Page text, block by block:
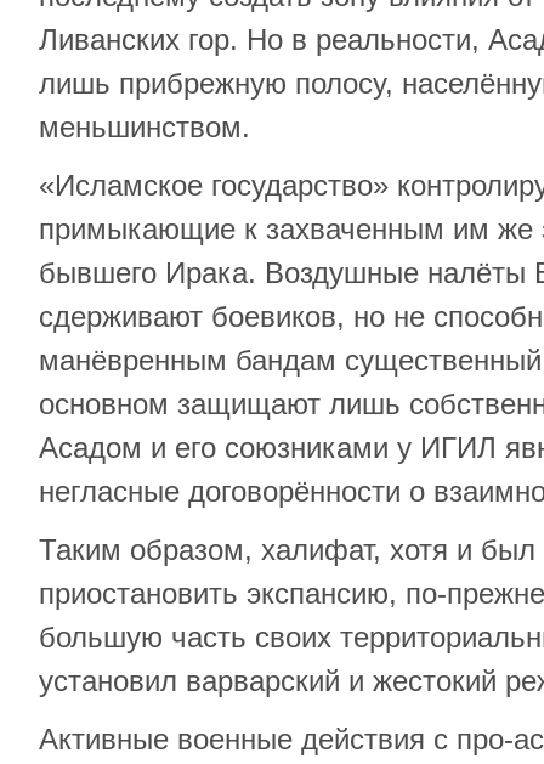
Ливанских гор. Но в реальности,
лишь прибрежную полосу,
меньшинством.
«Исламское государство»
примыкающие к захваченным им же
бывшего Ирака. Воздушные
сдерживают боевиков, но не
манёвренным бандам
основном защищают лишь
Асадом и его союзниками у ИГИЛ
негласные договорённости о
Таким образом, халифат, хотя и
приостановить экспансию, по-
большую часть своих
установил варварский и жестокий
Активные военные действия с про-